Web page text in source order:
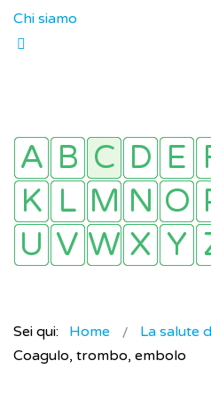
Chi siamo
Sei qui: Home La salute
Coagulo, trombo, embolo